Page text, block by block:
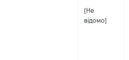
[Не
відомо]